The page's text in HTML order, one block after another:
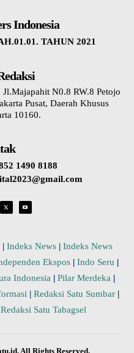
Indonesia
TAHUN 2021
N0.8 RW.8 Petojo
Pusat, Daerah Khusus
10160.
1490 8188
| Indeks News | Indeks News
Ekspos | Indo Seru |
Indonesia | Pilar Merdeka |
| Redaksi Satu Sumbar |
Redaksi Satu Tabagsel
All Rights Reserved.